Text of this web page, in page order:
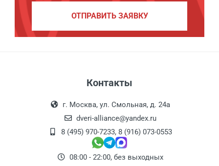
ОТПРАВИТЬ ЗАЯВКУ
Контакты
г. Москва, ул. Смольная, д. 24а
dveri-alliance@yandex.ru
8 (495) 970-7233, 8 (916) 073-0553
08:00 - 22:00, без выходных